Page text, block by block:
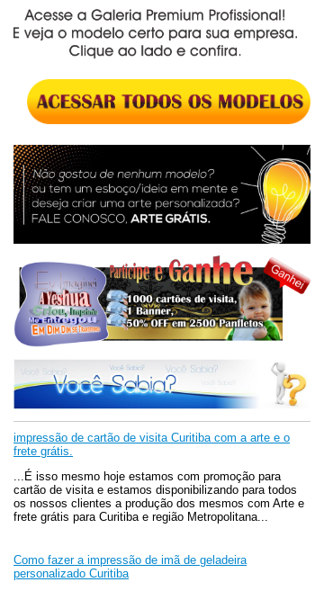
impressão de cartão de visita Curitiba com a arte e o
frete grátis.
...É isso mesmo hoje estamos com promoção para
cartão de visita e estamos disponibilizando para todos
os nossos clientes a produção dos mesmos com Arte e
frete grátis para Curitiba e região Metropolitana...
Como fazer a impressão de imã de geladeira
personalizado Curitiba